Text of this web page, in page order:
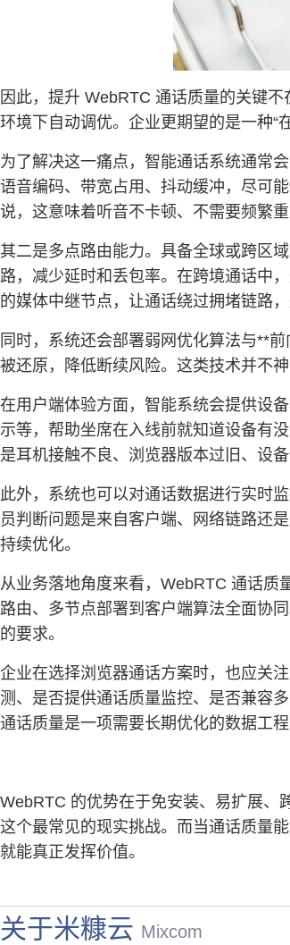
因此，提升 WebRTC 通话质量的关键
环境下自动调优。企业更期望的是一种“
为了解决这一痛点，智能通话系统通常
语音编码、带宽占用、抖动缓冲，尽可
说，这意味着听音不卡顿、不需要频繁重
其二是多点路由能力。具备全球或跨区
路，减少延时和丢包率。在跨境通话中
的媒体中继节点，让通话绕过拥堵链路
同时，系统还会部署弱网优化算法与**
被还原，降低断续风险。这类技术并不
在用户端体验方面，智能系统会提供设
示等，帮助坐席在入线前就知道设备有
是耳机接触不良、浏览器版本过旧、设
此外，系统也可以对通话数据进行实时
员判断问题是来自客户端、网络链路还
持续优化。
从业务落地角度来看，WebRTC 通话质
路由、多节点部署到客户端算法全面协
的要求。
企业在选择浏览器通话方案时，也应关
测、是否提供通话质量监控、是否兼容
通话质量是一项需要长期优化的数据工程
WebRTC 的优势在于免安装、易扩展、
这个最常见的现实挑战。而当通话质量
就能真正发挥价值。
关于米糠云 Mixcom